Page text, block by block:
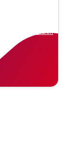
finanzieren